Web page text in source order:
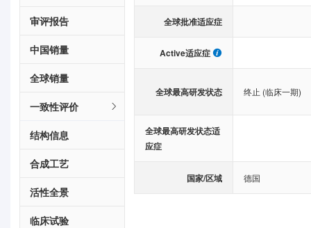
审评报告
中国销量
全球销量
一致性评价
结构信息
合成工艺
活性全景
临床试验
全球批准适应症
Active适应症
全球最高研发状态 终止 (临床一期)
全球最高研发状态适
应症
国家/区域 德国